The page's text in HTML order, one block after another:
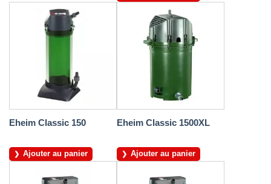
Eheim Classic 150
Ajouter au panier
Eheim Classic 1500XL
Ajouter au panier